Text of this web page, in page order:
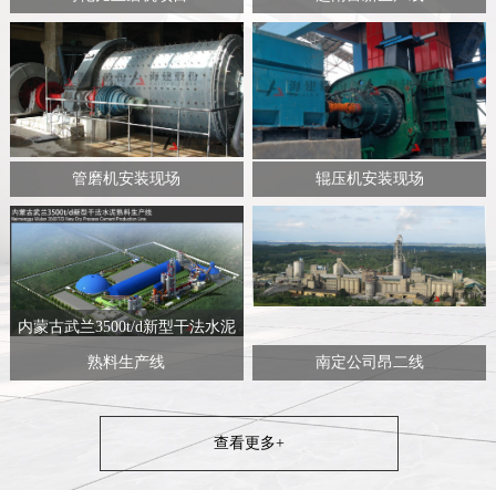
管磨机安装现场 辊压机安装现场
内蒙古武兰3500t/d新型干法水泥
熟料生产线 南定公司昂二线
查看更多+